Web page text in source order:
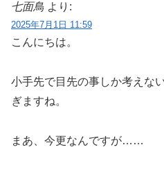
七面鳥 より:
2025年7月1日 11:59
こんにちは。
小手先で目先の事しか考えな
ぎますね。
まあ、今更なんですが……